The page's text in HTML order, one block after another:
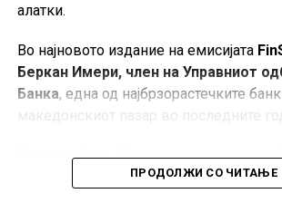
алатки.
Во најновото издание на емисијата
Беркан Имери, член на Управниот
Банка, една од најбрзорастечките
Во интервјуто, Имери говори за
банката, промените во финансиското
ПРОДОЛЖИ СО ЧИТАЊЕ